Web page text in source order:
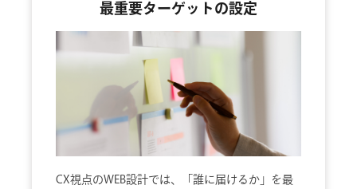
を起点にスタートします。
最重要ターゲットの設定
CX視点のWEB設計では、「誰に届けるか」を最